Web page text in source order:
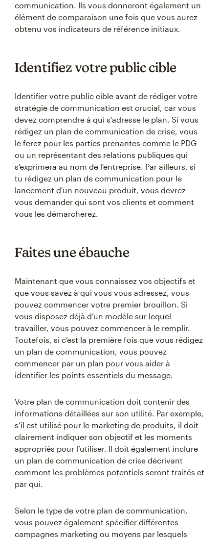
communication. Ils vous donneront également un
élément de comparaison une fois que vous aurez
obtenu vos indicateurs de référence initiaux.
Identifiez votre public cible
Identifier votre public cible avant de rédiger votre
stratégie de communication est crucial, car vous
devez comprendre à qui s'adresse le plan. Si vous
rédigez un plan de communication de crise, vous
le ferez pour les parties prenantes comme le PDG
ou un représentant des relations publiques qui
s'exprimera au nom de l'entreprise. Par ailleurs, si
tu rédigez un plan de communication pour le
lancement d'un nouveau produit, vous devrez
vous demander qui sont vos clients et comment
vous les démarcherez.
Faites une ébauche
Maintenant que vous connaissez vos objectifs et
que vous savez à qui vous vous adressez, vous
pouvez commencer votre premier brouillon. Si
vous disposez déjà d’un modèle sur lequel
travailler, vous pouvez commencer à le remplir.
Toutefois, si c’est la première fois que vous rédigez
un plan de communication, vous pouvez
commencer par un plan pour vous aider à
identifier les points essentiels du message.
Votre plan de communication doit contenir des
informations détaillées sur son utilité. Par exemple,
s’il est utilisé pour le marketing de produits, il doit
clairement indiquer son objectif et les moments
appropriés pour l’utiliser. Il doit également inclure
un plan de communication de crise décrivant
comment les problèmes potentiels seront traités et
par qui.
Selon le type de votre plan de communication,
vous pouvez également spécifier différentes
campagnes marketing ou moyens par lesquels